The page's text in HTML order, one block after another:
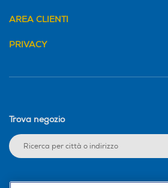
AREA CLIENTI
PRIVACY
Trova negozio